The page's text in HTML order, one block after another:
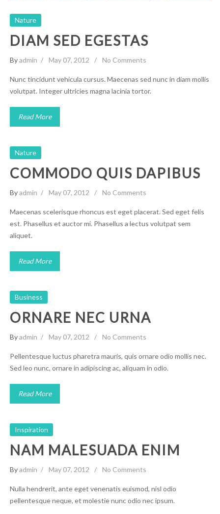
Nature
DIAM SED EGESTAS
Byadmin May 07, 2012 No Comments
Nunc tincidunt vehicula cursus. Maecenas sed nunc in diam mollis
volutpat. Integer ultricies magna lacinia tortor.
Read More
Nature
COMMODO QUIS DAPIBUS
Byadmin May 07, 2012 No Comments
Maecenas scelerisque rhoncus est eget placerat. Sed eget felis
est. Phasellus et auctor mi. Phasellus a lectus volutpat sem
aliquet.
Read More
Business
ORNARE NEC URNA
Byadmin May 07, 2012 No Comments
Pellentesque luctus pharetra mauris, quis ornare odio mollis nec.
Sed leo nunc, ornare in adipiscing ac, aliquam in odio.
Read More
Inspiration
NAM MALESUADA ENIM
Byadmin May 07, 2012 No Comments
Nulla hendrerit, ante eget venenatis euismod, nisl odio
pellentesque neque, et molestie nunc odio nec ipsum.